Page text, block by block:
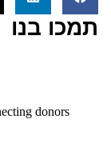
תמכו בנו